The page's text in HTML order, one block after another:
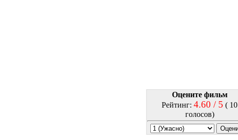
Оцените фильм
Рейтинг: 4.60 / 5 ( 10
голосов)